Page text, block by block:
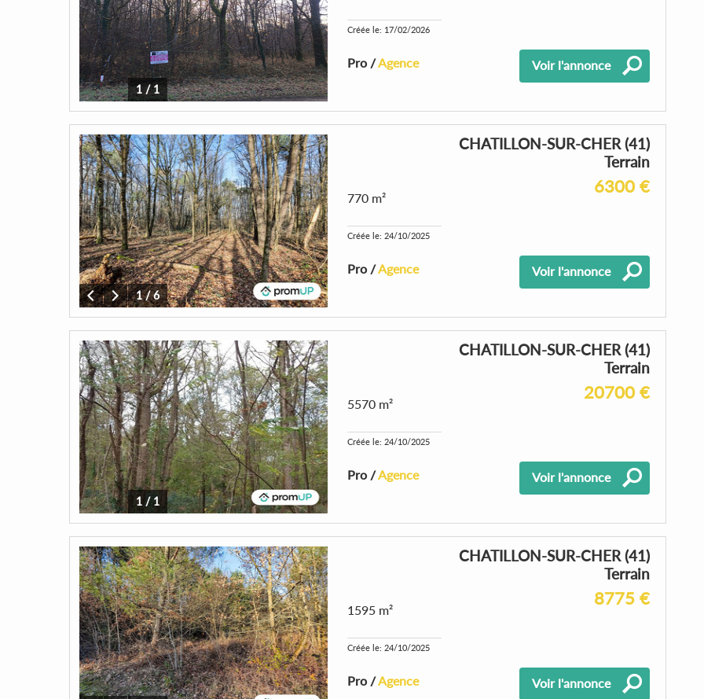
1/1
Créée le: 17/02/2026
Pro /Agence Voir l'annonce
1/6
CHATILLON-SUR-CHER (41)
Terrain
6300 €
770 m²
Créée le: 24/10/2025
Pro /Agence Voir l'annonce
1 / 1
CHATILLON-SUR-CHER (41)
Terrain
20700 €
5570 m²
Créée le: 24/10/2025
Pro /Agence Voir l'annonce
CHATILLON-SUR-CHER (41)
Terrain
8775 €
1595 m²
Créée le: 24/10/2025
Pro /Agence Voir l'annonce